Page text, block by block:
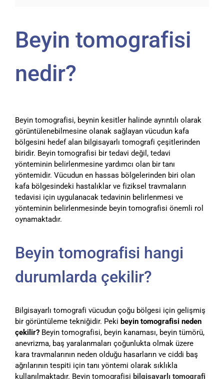
Beyin tomografisi
nedir?
Beyin tomografisi, beynin kesitler halinde ayrıntılı olarak
görüntülenebilmesine olanak sağlayan vücudun kafa
bölgesini hedef alan bilgisayarlı tomografi çeşitlerinden
biridir. Beyin tomografisi bir tedavi değil, tedavi
yönteminin belirlenmesine yardımcı olan bir tanı
yöntemidir. Vücudun en hassas bölgelerinden biri olan
kafa bölgesindeki hastalıklar ve fiziksel travmaların
tedavisi için uygulanacak tedavinin belirlenmesi ve
yönteminin belirlenmesinde beyin tomografisi önemli rol
oynamaktadır.
Beyin tomografisi hangi
durumlarda çekilir?
Bilgisayarlı tomografi vücudun çoğu bölgesi için gelişmiş
bir görüntüleme tekniğidir. Peki beyin tomografisi neden
çekilir? Beyin tomografisi, beyin kanaması, beyin tümörü,
anevrizma, baş yaralanmaları çoğunlukta olmak üzere
kara travmalarının neden olduğu hasarların ve ciddi baş
ağrılarının tespiti için tanı yöntemi olarak sıklıkla
kullanılmaktadır. Beyin tomografisi bilgisayarlı tomografi